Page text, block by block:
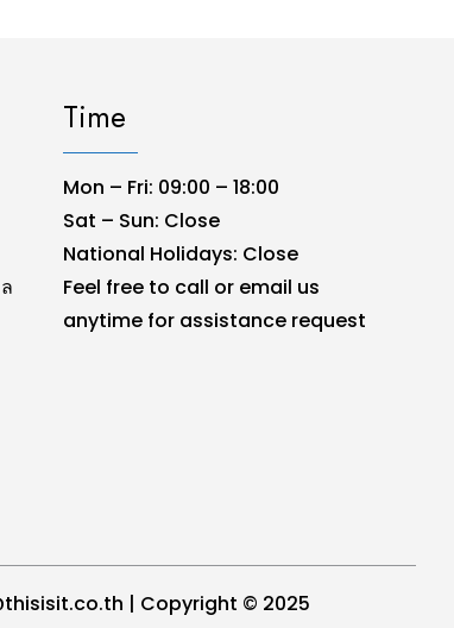
Time
Mon – Fri: 09:00 – 18:00
Sat – Sun: Close
National Holidays: Close
Feel free to call or email us
anytime for assistance request
| Copyright © 2025